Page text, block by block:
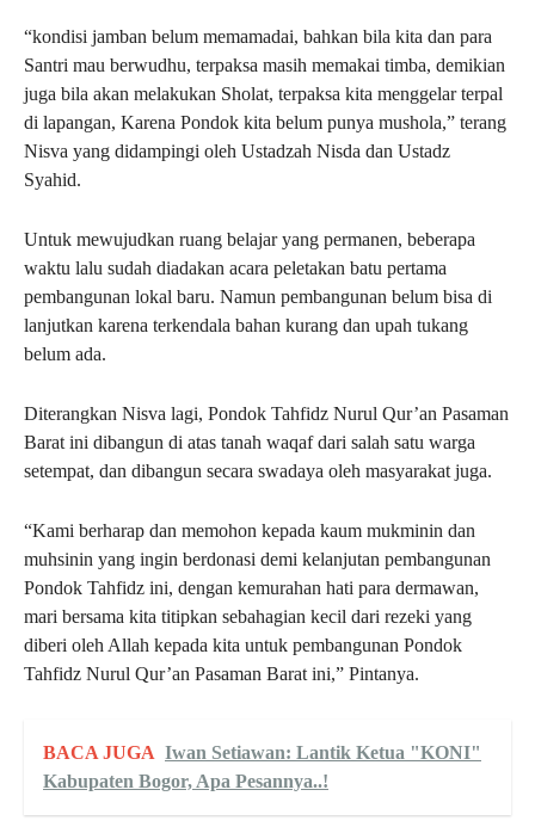
“kondisi jamban belum memamadai, bahkan bila kita dan para
Santri mau berwudhu, terpaksa masih memakai timba, demikian
juga bila akan melakukan Sholat, terpaksa kita menggelar terpal
di lapangan, Karena Pondok kita belum punya mushola,” terang
Nisva yang didampingi oleh Ustadzah Nisda dan Ustadz
Syahid.
Untuk mewujudkan ruang belajar yang permanen, beberapa
waktu lalu sudah diadakan acara peletakan batu pertama
pembangunan lokal baru. Namun pembangunan belum bisa di
lanjutkan karena terkendala bahan kurang dan upah tukang
belum ada.
Diterangkan Nisva lagi, Pondok Tahfidz Nurul Qur’an Pasaman
Barat ini dibangun di atas tanah waqaf dari salah satu warga
setempat, dan dibangun secara swadaya oleh masyarakat juga.
“Kami berharap dan memohon kepada kaum mukminin dan
muhsinin yang ingin berdonasi demi kelanjutan pembangunan
Pondok Tahfidz ini, dengan kemurahan hati para dermawan,
mari bersama kita titipkan sebahagian kecil dari rezeki yang
diberi oleh Allah kepada kita untuk pembangunan Pondok
Tahfidz Nurul Qur’an Pasaman Barat ini,” Pintanya.
BACA JUGA Iwan Setiawan: Lantik Ketua "KONI"
Kabupaten Bogor, Apa Pesannya..!